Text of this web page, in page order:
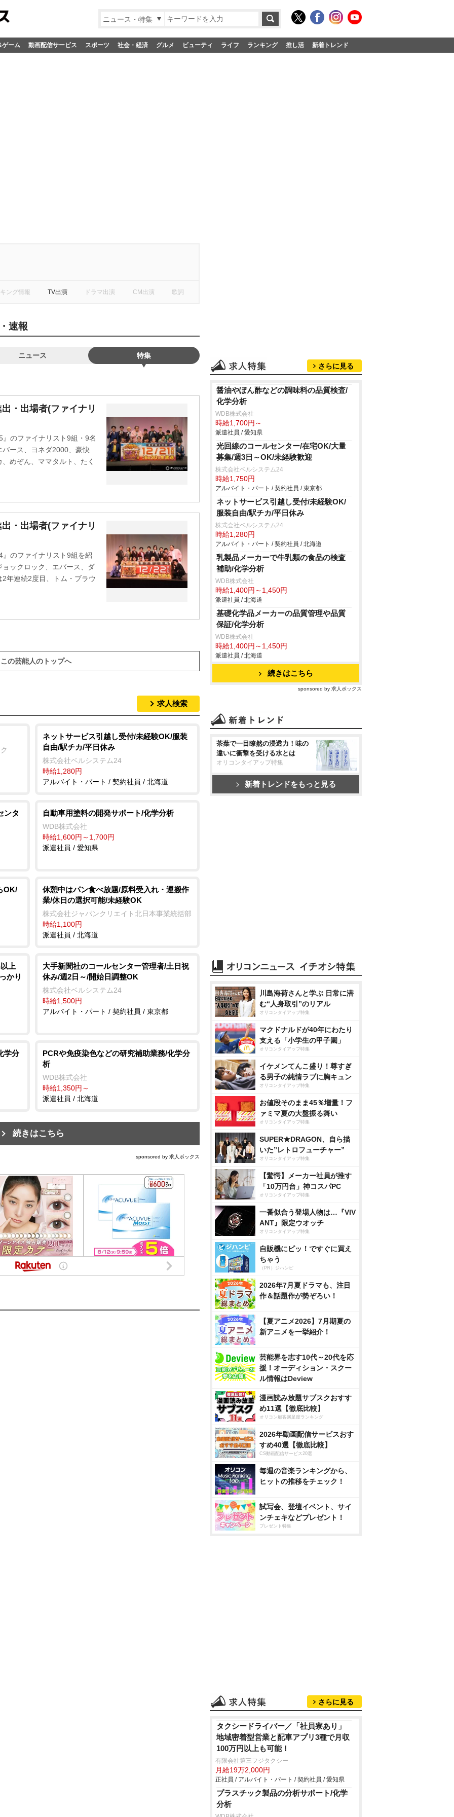
ニュース・特集
ゲーム 動画配信サービス スポーツ 社会・経済 グルメ ビューティ ライフ ランキング 推し活 新着トレンド
ング情報 TV出演 ドラマ出演 CM出演 歌詞
速報
ニュース 特集
・出場者(ファイナリ
のファイナリスト9組・9名
ース、ヨネダ2000、豪快
めぞん、ママタルト、たく
・出場者(ファイナリ
のファイナリスト9組を紹
ックロック、エバース、ダ
年連続2度目、トム・ブラウ
この芸能人のトップへ
求人検索
ネットサービス引越し受付/未経験OK/服装
自由/駅チカ/平日休み
株式会社ベルシステム24
時給1,280円
アルバイト・パート / 契約社員 / 北海道
ンタ 自動車用塗料の開発サポート/化学分析
WDB株式会社
時給1,600円～1,700円
派遣社員 / 愛知県
OK/
休憩中はパン食べ放題/原料受入れ・運搬作
業/休日の選択可能/未経験OK
株式会社ジャパンクリエイト北日本事業統括部
時給1,100円
派遣社員 / 北海道
上
かり
大手新聞社のコールセンター管理者/土日祝
休み/週2日～/開始日調整OK
株式会社ベルシステム24
時給1,500円
アルバイト・パート / 契約社員 / 東京都
学分
PCRや免疫染色などの研究補助業務/化学分
析
WDB株式会社
時給1,350円～
派遣社員 / 北海道
続きはこちら
sponsored by 求人ボックス
さらに見る
醤油やぽん酢などの調味料の品質検査/
化学分析
WDB株式会社
時給1,700円～
派遣社員 / 愛知県
光回線のコールセンター/在宅OK/大量
募集/週3日～OK/未経験歓迎
株式会社ベルシステム24
時給1,750円
アルバイト・パート / 契約社員 / 東京都
ネットサービス引越し受付/未経験OK/
服装自由/駅チカ/平日休み
株式会社ベルシステム24
時給1,280円
アルバイト・パート / 契約社員 / 北海道
乳製品メーカーで牛乳類の食品の検査
補助/化学分析
WDB株式会社
時給1,400円～1,450円
派遣社員 / 北海道
基礎化学品メーカーの品質管理や品質
保証/化学分析
WDB株式会社
時給1,400円～1,450円
派遣社員 / 北海道
続きはこちら
sponsored by 求人ボックス
茶葉で一目瞭然の浸透力！味の
違いに衝撃を受ける水とは
オリコンタイアップ特集
新着トレンドをもっと見る
川島海荷さんと学ぶ 日常に潜
む“人身取引”のリアル
オリコンタイアップ特集
マクドナルドが40年にわたり
支える「小学生の甲子園」
オリコンタイアップ特集
イケメンてんこ盛り！尊すぎ
る男子の純情ラブに胸キュン
オリコンタイアップ特集
お値段そのまま45％増量！フ
ァミマ夏の大盤振る舞い
オリコンタイアップ特集
SUPER★DRAGON、自ら描
いた”レトロフューチャー”
オリコンタイアップ特集
【驚愕】メーカー社員が推す
「10万円台」神コスパPC
オリコンタイアップ特集
一番似合う登場人物は…『VIV
ANT』限定ウオッチ
オリコンタイアップ特集
自販機にピッ！ですぐに買え
ちゃう
（PR）ジハンピ
2026年7月夏ドラマも、注目
作＆話題作が勢ぞろい！
【夏アニメ2026】7月期夏の
新アニメを一挙紹介！
芸能界を志す10代～20代を応
援！オーディション・スクー
ル情報はDeview
漫画読み放題サブスクおすす
め11選【徹底比較】
オリコン顧客満足度ランキング
2026年動画配信サービスおす
すめ40選【徹底比較】
CS動画配信サービス20選
毎週の音楽ランキングから、
ヒットの推移をチェック！
試写会、登壇イベント、サイ
ンチェキなどプレゼント！
プレゼント特集
さらに見る
タクシードライバー／「社員寮あり」
地域密着型営業と配車アプリ3種で月収
100万円以上も可能！
有限会社第三フジタクシー
月給19万2,000円
正社員 / アルバイト・パート / 契約社員 / 愛知県
プラスチック製品の分析サポート/化学
分析